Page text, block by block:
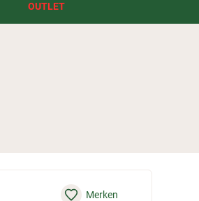
OUTLET
Merken